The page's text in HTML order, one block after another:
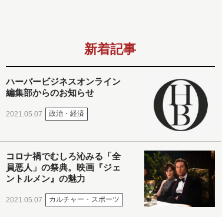
新着記事
ハーバービジネスオンライン
編集部からのお知らせ
2021.05.07 政治・経済
コロナ禍でむしろ沁みる「全
員悪人」の祭典。映画『ジェ
ントルメン』の魅力
2021.05.07 カルチャー・スポーツ